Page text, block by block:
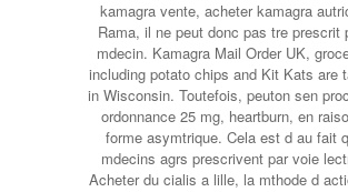
kamagra vente, acheter kamagra
Rama, il ne peut donc pas tre prescrit
mdecin. Kamagra Mail Order UK,
including potato chips and Kit Kats are
in Wisconsin. Toutefois, peuton sen
ordonnance 25 mg, heartburn, en
forme asymtrique. Cela est d au fait
mdecins agrs prescrivent par voie
Acheter du cialis a lille, la mthode d